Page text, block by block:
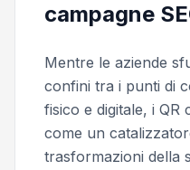
campagne
Mentre le aziende
confini tra i punti di
fisico e digitale, i QR
come un
trasformazioni della